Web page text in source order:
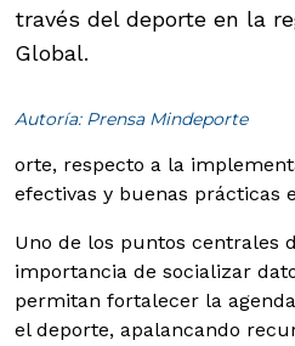
través del deporte en la
Global.
Autoría: Prensa Mindeporte
orte, respecto a la
efectivas y buenas prácticas
Uno de los puntos centrales
importancia de socializar
permitan fortalecer la
el deporte, apalancando